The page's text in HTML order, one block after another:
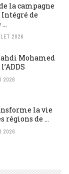
la campagne
de
2026
Mohamed
2026
la vie
régions de ...
2026